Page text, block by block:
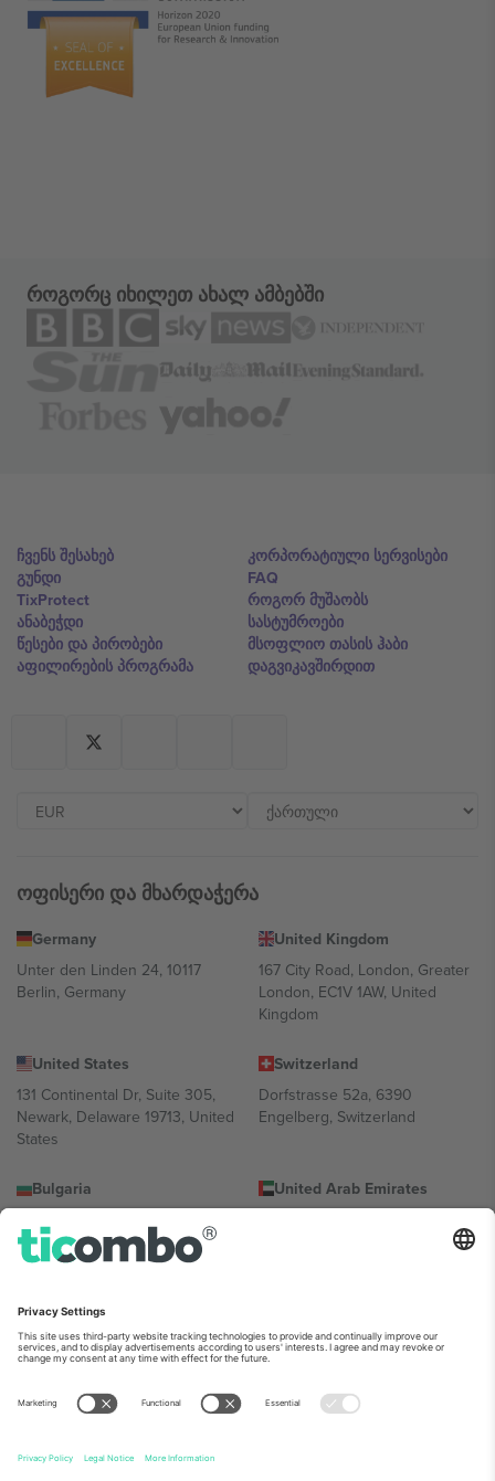
როგორც იხილეთ ახალ ამბებში
ჩვენს შესახებ
გუნდი
TixProtect
ანაბეჭდი
წესები და პირობები
აფილირების პროგრამა
კორპორატიული სერვისები
FAQ
როგორ მუშაობს
სასტუმროები
მსოფლიო თასის ჰაბი
დაგვიკავშირდით
ოფისერი და მხარდაჭერა
Germany
Unter den Linden 24, 10117
Berlin, Germany
United Kingdom
167 City Road, London, Greater
London, EC1V 1AW, United
Kingdom
United States
131 Continental Dr, Suite 305,
Newark, Delaware 19713, United
States
Switzerland
Dorfstrasse 52a, 6390
Engelberg, Switzerland
Bulgaria
Totleben 53-55, 1606 Sofia,
Bulgaria
United Arab Emirates
Building A1, Office 302, Dubai,
Mexico
Av Chapultepec 360, Roma
Norte, Cuauhtémoc, 06700
Ciudad de México, CDMX,
Mexico
პლატფორმის პროვაიდერის იურიდიული პირი იცვლება